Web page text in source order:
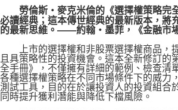
勞倫斯‧麥克米倫的《選擇權策略完
必讀經典；這本傳世經典的最新版本，將
的最新思維。——約翰‧墨菲，《金融市
上市的選擇權和非股票選擇權商品，
且具策略性的投資機會。這本全新修訂的
全手冊》，不僅擁有詳細的範例、檢查清
各種選擇權策略在不同市場條件下的威力
測試工具，目的在於讓投資人的投資組合
同時提升獲利潛能與降低下檔風險。